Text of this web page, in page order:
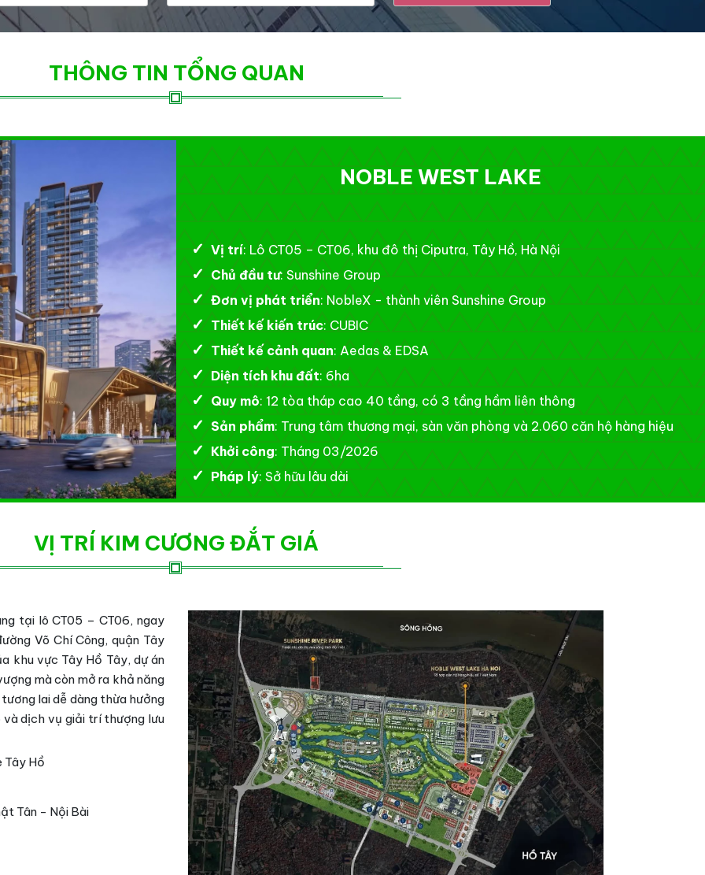
THÔNG TIN TỔNG QUAN
NOBLE WEST LAKE
Vị trí: Lô CT05 – CT06, khu đô thị Ciputra, Tây Hồ, Hà Nội
Chủ đầu tư: Sunshine Group
Đơn vị phát triển: NobleX - thành viên Sunshine Group
Thiết kế kiến trúc: CUBIC
Thiết kế cảnh quan: Aedas & EDSA
Diện tích khu đất: 6ha
Quy mô: 12 tòa tháp cao 40 tầng, có 3 tầng hầm liên thông
Sản phẩm: Trung tâm thương mại, sàn văn phòng và 2.060 căn hộ hàng hiệu
Khởi công: Tháng 03/2026
Pháp lý: Sở hữu lâu dài
VỊ TRÍ KIM CƯƠNG ĐẮT GIÁ
tại lô CT05 – CT06, ngay
Võ Chí Công, quận Tây
khu vực Tây Hồ Tây, dự án
mà còn mở ra khả năng
lai dễ dàng thừa hưởng
dịch vụ giải trí thượng lưu
Tây Hồ
Tân - Nội Bài